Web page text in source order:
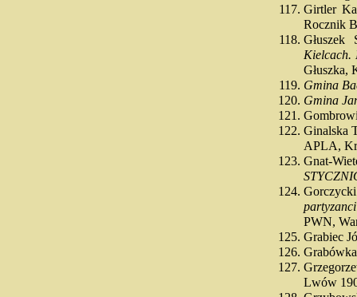
Girtler
Rocznik
Głuszek
Kielcach.
Głuszka,
Gmina
Gmina
Ginalska
APLA,
Gnat-
PWN,
Grabiec
Lwów